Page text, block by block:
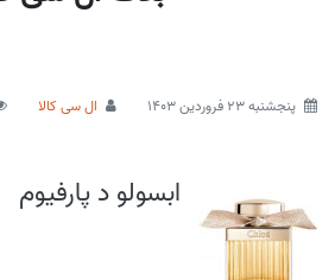
پنجشنبه 23 فروردین 1403 ال سی کالا
ابسولو د پارفیوم